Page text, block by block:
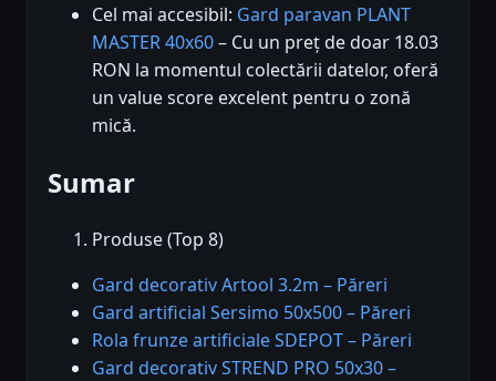
Cel mai accesibil: Gard paravan PLANT
MASTER 40x60– Cu un preț de doar 18.03
RON la momentul colectării datelor, oferă
un value score excelent pentru o zonă
mică.
Sumar
Produse (Top 8)
Gard decorativ Artool 3.2m – Păreri
Gard artificial Sersimo 50x500 – Păreri
Rola frunze artificiale SDEPOT – Păreri
Gard decorativ STREND PRO 50x30 –